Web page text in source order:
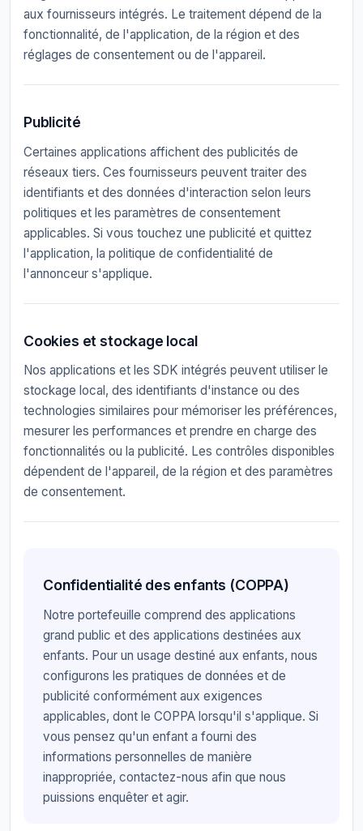
aux fournisseurs intégrés. Le traitement dépend de la
fonctionnalité, de l'application, de la région et des
réglages de consentement ou de l'appareil.
Publicité
Certaines applications affichent des publicités de
réseaux tiers. Ces fournisseurs peuvent traiter des
identifiants et des données d'interaction selon leurs
politiques et les paramètres de consentement
applicables. Si vous touchez une publicité et quittez
l'application, la politique de confidentialité de
l'annonceur s'applique.
Cookies et stockage local
Nos applications et les SDK intégrés peuvent utiliser le
stockage local, des identifiants d'instance ou des
technologies similaires pour mémoriser les préférences,
mesurer les performances et prendre en charge des
fonctionnalités ou la publicité. Les contrôles disponibles
dépendent de l'appareil, de la région et des paramètres
de consentement.
Confidentialité des enfants (COPPA)
Notre portefeuille comprend des applications
grand public et des applications destinées aux
enfants. Pour un usage destiné aux enfants, nous
configurons les pratiques de données et de
publicité conformément aux exigences
applicables, dont le COPPA lorsqu'il s'applique. Si
vous pensez qu'un enfant a fourni des
informations personnelles de manière
inappropriée, contactez-nous afin que nous
puissions enquêter et agir.